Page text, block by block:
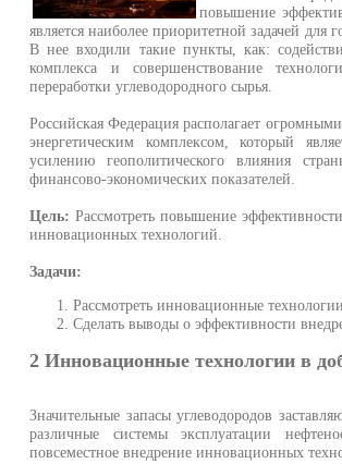
повышение
является наиболее приоритетной задачей для
В нее входили такие пункты, как:
комплекса и совершенствование
переработки углеводородного сырья.
Российская Федерация располагает
энергетическим комплексом, который
усилению геополитического влияния
финансово-экономических показателей.
Цель: Рассмотреть повышение
инновационных технологий.
Задачи:
Рассмотреть инновационные
Сделать выводы о эффективности
2 Инновационные технологии в
Значительные запасы углеводородов
различные системы эксплуатации
повсеместное внедрение инновационных